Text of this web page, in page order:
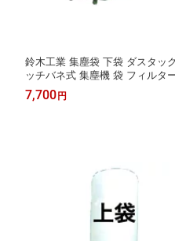
鈴木工業 集塵袋 下袋 ダスタッ
ッチバネ式 集塵機 袋 フィルタ
7,700 円